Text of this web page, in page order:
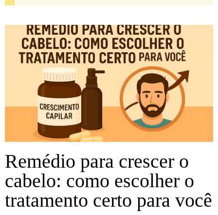
Remédio para crescer o
cabelo: como escolher o
tratamento certo para você